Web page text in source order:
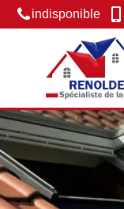
indisponible